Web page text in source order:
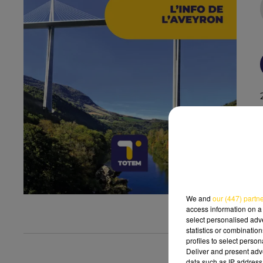
We and our (447)
access information on
select personalised
statistics or
profiles to select
Deliver and present